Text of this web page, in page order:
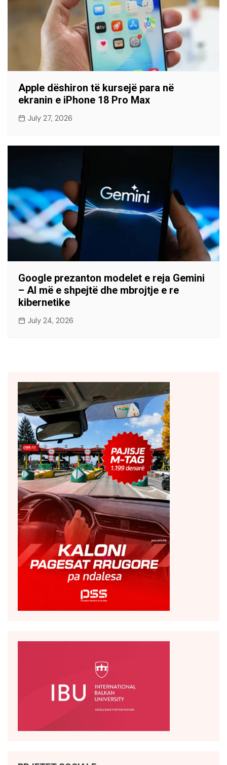
Apple dëshiron të kursejë para në
ekranin e iPhone 18 Pro Max
July 27, 2026
Google prezanton modelet e reja Gemini
– AI më e shpejtë dhe mbrojtje e re
kibernetike
July 24, 2026